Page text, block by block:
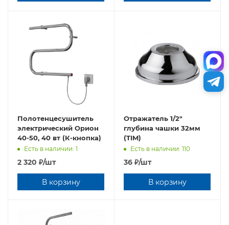
Полотенцесушитель
электрический Орион
40-50, 40 вт (К-кнопка)
Есть в наличии: 1
2 320 ₽/шт
В корзину
Отражатель 1/2"
глубина чашки 32мм
(TIM)
Есть в наличии: 110
36 ₽/шт
В корзину